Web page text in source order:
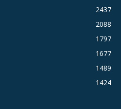
2437
2088
1797
1677
1489
1424